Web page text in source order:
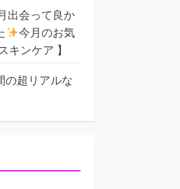
出会って良か
今月のお気
キンケア 】
の超リアルな